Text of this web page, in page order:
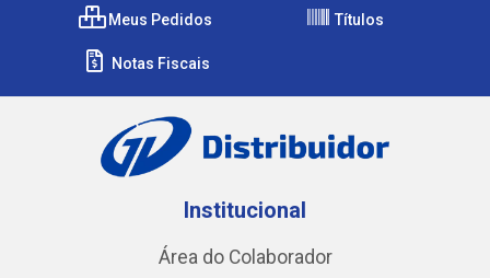
Meus Pedidos Títulos
Notas Fiscais
Institucional
Área do Colaborador